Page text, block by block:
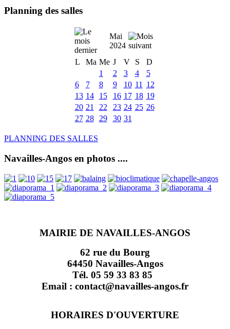
Planning des salles
Mai
2024
L
Ma Me J V S
D
1
2 3 4
5
6
7 8 9 10 11
12
13 14 15 16 17 18 19
20 21 22 23 24 25 26
27 28 29 30 31
PLANNING DES SALLES
Navailles-Angos en photos ....
MAIRIE DE NAVAILLES-ANGOS
62 rue du Bourg
64450 Navailles-Angos
Tél. 05 59 33 83 85
Email : contact@navailles-angos.fr
HORAIRES D'OUVERTURE